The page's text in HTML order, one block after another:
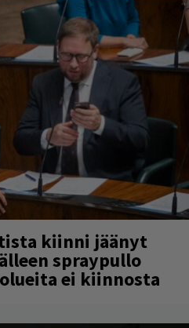
kiinni jäänyt
spraypullo
ei kiinnosta